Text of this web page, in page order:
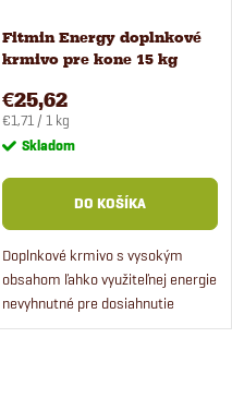
Fitmin Energy doplnkové
krmivo pre kone 15 kg
€25,62
Jednotková
cena:
€1,71 / 1 kg
Skladom
DO KOŠÍKA
Doplnkové krmivo s vysokým
obsahom ľahko využiteľnej energie
nevyhnutné pre dosiahnutie
vysokého výkonu koní v období